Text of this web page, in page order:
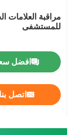
جهاز مراقبة طبي
عربة المراقبة
مراقبة العلامات
للمستشفى
افضل
اتصل بنا